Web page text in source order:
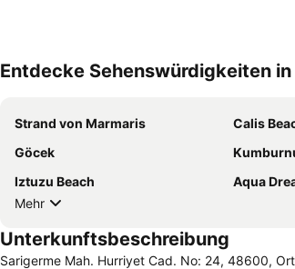
Entdecke Sehenswürdigkeiten
Strand von Marmaris Calis
Göcek
Iztuzu Beach
Aqua
Mehr
Unterkunftsbeschreibung
Sarigerme Mah. Hurriyet Cad. No: 24, 48600,